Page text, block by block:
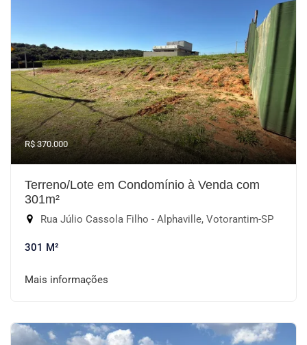
R$ 370.000
Terreno/Lote em Condomínio à Venda com
301m²
Rua Júlio Cassola Filho - Alphaville, Votorantim-SP
301 M²
Mais informações